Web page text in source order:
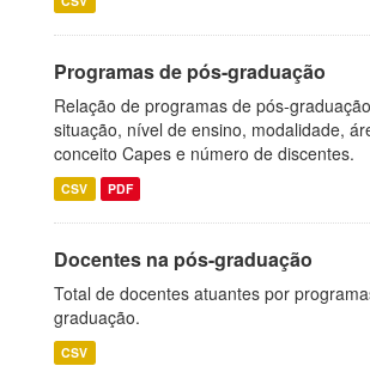
Programas de pós-graduação
Relação de programas de pós-
situação, nível de ensino, modalidade,
conceito Capes e número de discentes.
CSV PDF
Docentes na pós-graduação
Total de docentes atuantes por
graduação.
CSV